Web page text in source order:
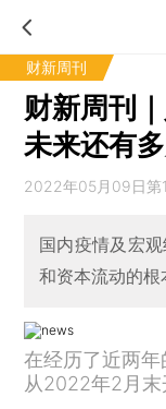
财新周刊
财新周刊
未来还有
2022年05月09日第
国内疫情及宏
和资本流动的根
在经历了近两
从2022年2月末